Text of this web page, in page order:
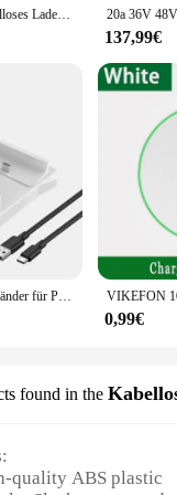
30w magnetisches kabelloses Ladegerät Telefon halter stehen macsafe für iPhone 14 13 12 Pro Max transparente Schnell ladestation Dock Station
137,99€
Dual-Controller-Ladest änder für Playstation 5-Controller-Ladestation ps5 mit Schnelllade-Netzteil 5v 2a
0,99€
found in the
quality ABS plastic